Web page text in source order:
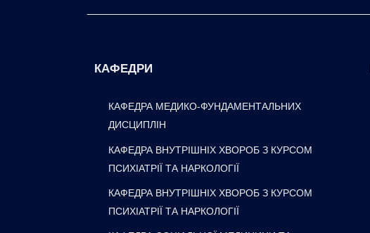
КАФЕДРИ
КАФЕДРА МЕДИКО-ФУНДАМЕНТАЛЬНИХ
ДИСЦИПЛІН
КАФЕДРА ВНУТРІШНІХ ХВОРОБ З КУРСОМ
ПСИХІАТРІЇ ТА НАРКОЛОГІЇ
КАФЕДРА ВНУТРІШНІХ ХВОРОБ З КУРСОМ
ПСИХІАТРІЇ ТА НАРКОЛОГІЇ